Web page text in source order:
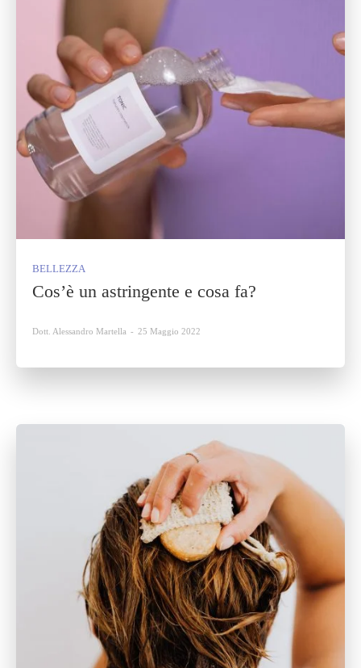
BELLEZZA
Cos’è un astringente e cosa fa?
Dott. Alessandro Martella - 25 Maggio 2022